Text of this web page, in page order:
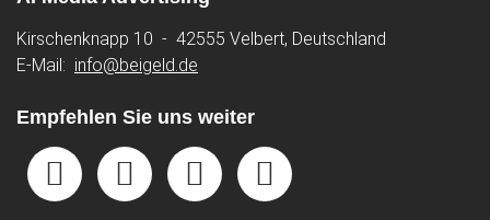
Kirschenknapp 10 - 42555 Velbert, Deutschland
E-Mail: info@beigeld.de
Empfehlen Sie uns weiter